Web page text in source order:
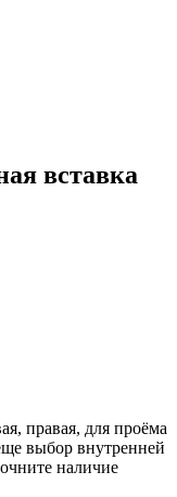
вставка
правая, для проёма
выбор внутренней
наличие